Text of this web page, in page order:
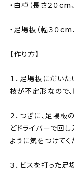
・白樺（長さ２０
・足場板（幅３０
【作り方】
１．足場板にだいた
枝が不定形なので
２．つぎに、足場
どドライバーで回
ように気をつけてく
３．ビスを打った